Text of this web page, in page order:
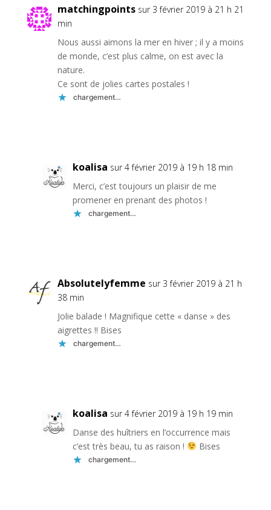
matchingpoints sur 3 février 2019 à 21 h 21
min
Nous aussi aimons la mer en hiver ; il y a moins
de monde, c’est plus calme, on est avec la
nature.
Ce sont de jolies cartes postales !
chargement…
koalisa sur 4 février 2019 à 19 h 18 min
Merci, c’est toujours un plaisir de me
promener en prenant des photos !
chargement…
Absolutelyfemme sur 3 février 2019 à 21 h
38 min
Jolie balade ! Magnifique cette « danse » des
aigrettes !! Bises
chargement…
koalisa sur 4 février 2019 à 19 h 19 min
Danse des huîtriers en l’occurrence mais
c’est très beau, tu as raison !
Bises
chargement…